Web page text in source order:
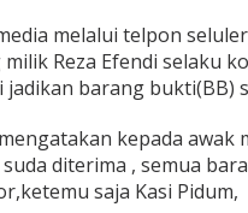
melalui telpon
Reza Efendi selaku
jadikan barang bukti(BB)
kepada awak
diterima , semua
saja Kasi Pidum,